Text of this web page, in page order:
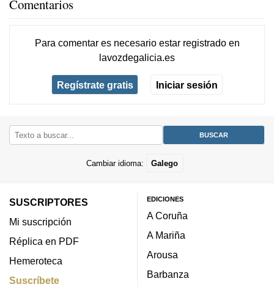
Comentarios
Para comentar es necesario estar registradoen
lavozdegalicia.es
Regístrate gratis Iniciar sesión
Cambiar idioma: Galego
SUSCRIPTORES
Mi suscripción
Réplica en PDF
Hemeroteca
Suscríbete
EDICIONES
A Coruña
A Mariña
Arousa
Barbanza